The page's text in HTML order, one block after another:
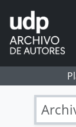
Skip to main